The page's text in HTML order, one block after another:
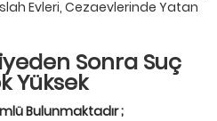
Evleri, Cezaevlerinde Yatan
Sonra Suç
Yüksek
Bulunmaktadır ;